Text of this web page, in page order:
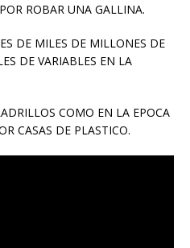
ROBAR UNA GALLINA.
DE MILES DE MILLONES DE
DE VARIABLES EN LA
COMO EN LA EPOCA
CASAS DE PLASTICO.